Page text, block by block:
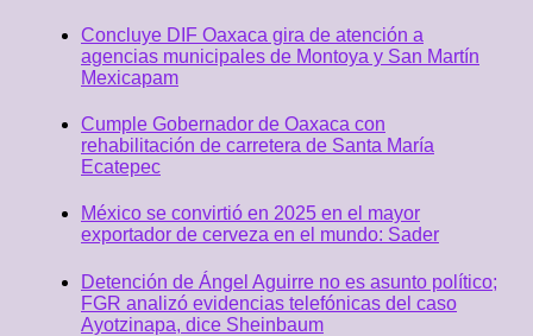
Concluye DIF Oaxaca gira de atención a
agencias municipales de Montoya y San Martín
Mexicapam
Cumple Gobernador de Oaxaca con
rehabilitación de carretera de Santa María
Ecatepec
México se convirtió en 2025 en el mayor
exportador de cerveza en el mundo: Sader
Detención de Ángel Aguirre no es asunto político;
FGR analizó evidencias telefónicas del caso
Ayotzinapa, dice Sheinbaum